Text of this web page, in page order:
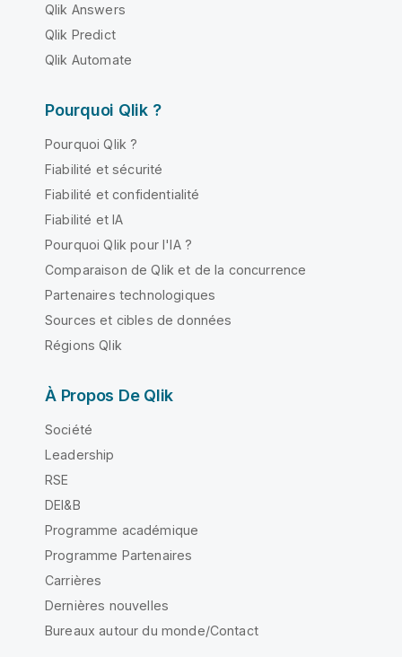
Qlik Answers
Qlik Predict
Qlik Automate
Pourquoi Qlik ?
Pourquoi Qlik ?
Fiabilité et sécurité
Fiabilité et confidentialité
Fiabilité et IA
Pourquoi Qlik pour l'IA ?
Comparaison de Qlik et de la concurrence
Partenaires technologiques
Sources et cibles de données
Régions Qlik
À Propos De Qlik
Société
Leadership
RSE
DEI&B
Programme académique
Programme Partenaires
Carrières
Dernières nouvelles
Bureaux autour du monde/Contact